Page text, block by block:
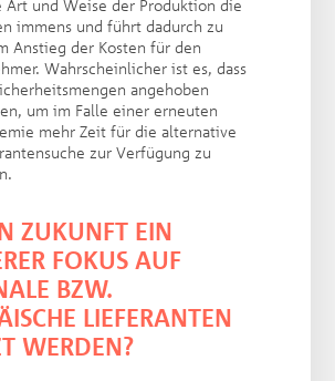
Art und Weise der Produktion die
immens und führt dadurch zu
Anstieg der Kosten für den
Wahrscheinlicher ist es, dass
angehoben
um im Falle einer erneuten
mehr Zeit für die alternative
zur Verfügung zu
ZUKUNFT EIN
FOKUS AUF
BZW.
LIEFERANTEN
WERDEN?